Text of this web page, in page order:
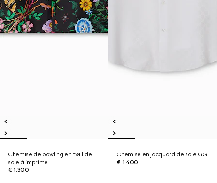
Chemise de bowling en twill de
soie à imprimé
€ 1.300
Chemise en jacquard de soie GG
€ 1.400